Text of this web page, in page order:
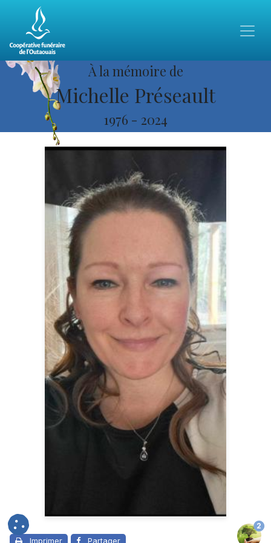
À la mémoire de
Michelle Préseault
1976 - 2024
Imprimer Partager
2